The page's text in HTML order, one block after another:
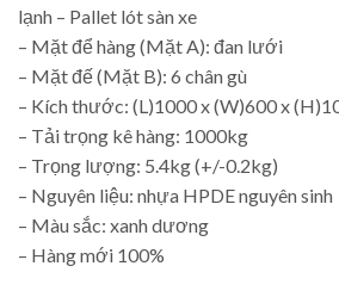
lạnh – Pallet lót sàn xe
– Mặt để hàng (Mặt A): đan lưới
– Mặt đế (Mặt B): 6 chân gù
– Kích thước: (L)1000 x (W)600 x
– Tải trọng kê hàng: 1000kg
– Trọng lượng: 5.4kg (+/-0.2kg)
– Nguyên liệu: nhựa HPDE nguyên sinh
– Màu sắc: xanh dương
– Hàng mới 100%